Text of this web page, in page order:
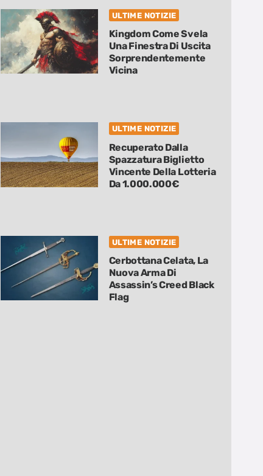
ULTIME NOTIZIE
Kingdom Come Svela
Una Finestra Di Uscita
Sorprendentemente
Vicina
ULTIME NOTIZIE
Recuperato Dalla
Spazzatura Biglietto
Vincente Della Lotteria
Da 1.000.000€
ULTIME NOTIZIE
Cerbottana Celata, La
Nuova Arma Di
Assassin’s Creed Black
Flag